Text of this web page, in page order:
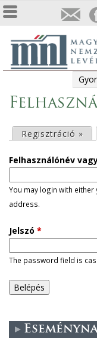
l
s
ő
d
l
e
e
Regisztráció »
Felhasználónév
You may login with
address.
Jelszó *
The password field is